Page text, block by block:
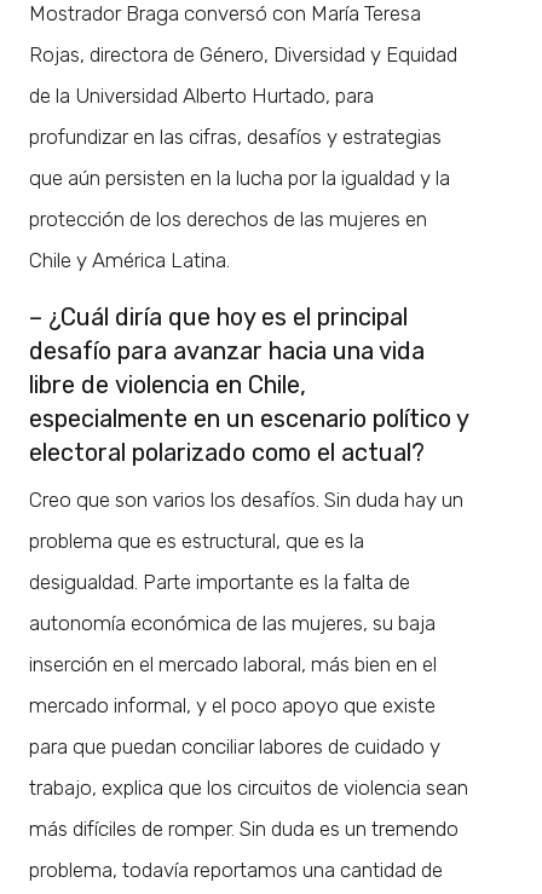
Mostrador Braga conversó con María Teresa
Rojas, directora de Género, Diversidad y Equidad
de la Universidad Alberto Hurtado, para
profundizar en las cifras, desafíos y estrategias
que aún persisten en la lucha por la igualdad y la
protección de los derechos de las mujeres en
Chile y América Latina.
– ¿Cuál diría que hoy es el principal
desafío para avanzar hacia una vida
libre de violencia en Chile,
especialmente en un escenario político y
electoral polarizado como el actual?
Creo que son varios los desafíos. Sin duda hay un
problema que es estructural, que es la
desigualdad. Parte importante es la falta de
autonomía económica de las mujeres, su baja
inserción en el mercado laboral, más bien en el
mercado informal, y el poco apoyo que existe
para que puedan conciliar labores de cuidado y
trabajo, explica que los circuitos de violencia sean
más difíciles de romper. Sin duda es un tremendo
problema, todavía reportamos una cantidad de